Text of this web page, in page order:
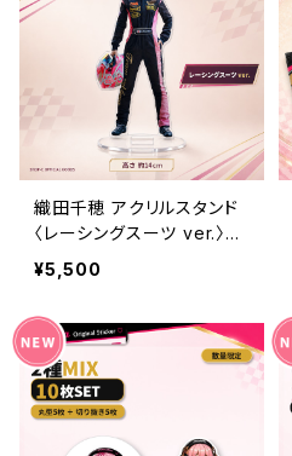
織田千穂 アクリルスタンド
〈レーシングスーツ ver.〉｜
高さ約14cm
¥5,500